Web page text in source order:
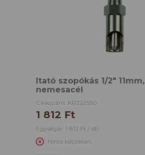
Itató szopókás 1/2" 11mm,
nemesacél
Cikkszám: KR222550
1 812 Ft
Egységár: 1 812 Ft / db
Nincs készleten